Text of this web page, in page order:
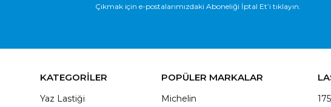
Çıkmak için e-postalarımızdaki Aboneliği İptal Et’i tıklayın.
KATEGORİLER
Yaz Lastiği
POPÜLER MARKALAR
Michelin